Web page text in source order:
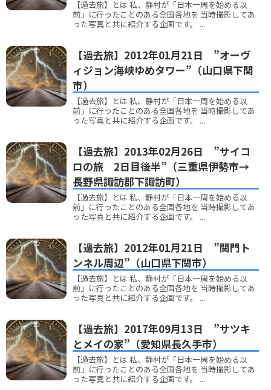
【過去旅】とは 私、静村が「日本一周を始める以
前」に行ったことのある全国各地を 当時撮影してあ
った写真と共に紹介する企画です。 ...
【過去旅】2012年01月21日 ”オーヴ
ィジョン海峡ゆめタワー”（山口県下関
市）
【過去旅】とは 私、静村が「日本一周を始める以
前」に行ったことのある全国各地を 当時撮影してあ
った写真と共に紹介する企画です。 ...
【過去旅】2013年02月26日 ”サイコ
ロの旅 2日目後半”（三重県伊勢市→
長野県諏訪郡下諏訪町）
【過去旅】とは 私、静村が「日本一周を始める以
前」に行ったことのある全国各地を 当時撮影してあ
った写真と共に紹介する企画です。 ...
【過去旅】2012年01月21日 ”関門ト
ンネル周辺”（山口県下関市）
【過去旅】とは 私、静村が「日本一周を始める以
前」に行ったことのある全国各地を 当時撮影してあ
った写真と共に紹介する企画です。 ...
【過去旅】2017年09月13日 ”サツキ
とメイの家”（愛知県長久手市）
【過去旅】とは 私、静村が「日本一周を始める以
前」に行ったことのある全国各地を 当時撮影してあ
った写真と共に紹介する企画です。 ...